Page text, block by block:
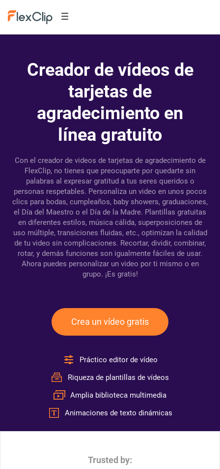
Creador de vídeos de
tarjetas de
agradecimiento en
línea gratuito
Con el creador de videos de tarjetas de agradecimiento de
FlexClip, no tienes que preocuparte por quedarte sin
palabras al expresar gratitud a tus seres queridos o
personas respetables. Personaliza un video en unos pocos
clics para bodas, cumpleaños, baby showers, graduaciones,
el Día del Maestro o el Día de la Madre. Plantillas gratuitas
en diferentes estilos, música cálida, superposiciones de
uso múltiple, transiciones fluidas, etc., optimizan la calidad
de tu video sin complicaciones. Recortar, dividir, combinar,
rotar, y demás funciones son igualmente fáciles de usar.
Ahora puedes personalizar un video por ti mismo o en
grupo. ¡Es gratis!
Crea un vídeo gratis
Práctico editor de vídeo
Riqueza de plantillas de vídeos
Amplia biblioteca multimedia
Animaciones de texto dinámicas
Trusted by: